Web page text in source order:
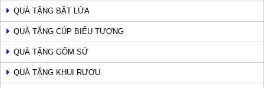
QUÀ TẶNG BẬT LỬA
QUÀ TẶNG CÚP BIỂU TƯỢNG
QUÀ TẶNG GỐM SỨ
QUÀ TẶNG KHUI RƯỢU